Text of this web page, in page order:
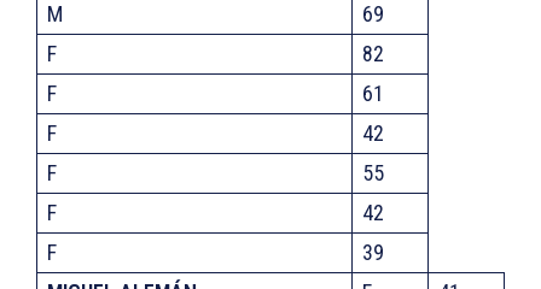
M
69
F
82
F
61
F
42
F
55
F
42
F
39